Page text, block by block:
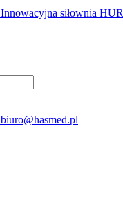
Innowacyjna siłownia HUR
biuro@hasmed.pl